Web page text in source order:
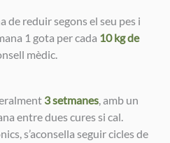
de reduir segons el seu pes i
1 gota per cada 10 kg de
mèdic.
3 setmanes, amb un
entre dues cures si cal.
s’aconsella seguir cicles de